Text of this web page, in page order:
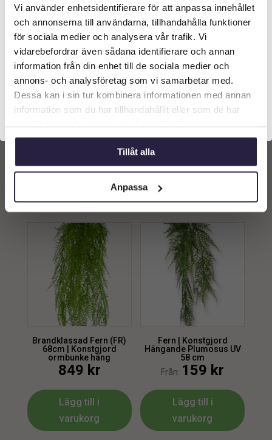
Vi använder enhetsidentifierare för att anpassa innehållet
och annonserna till användarna, tillhandahålla funktioner
för sociala medier och analysera vår trafik. Vi
vidarebefordrar även sådana identifierare och annan
information från din enhet till de sociala medier och
annons- och analysföretag som vi samarbetar med.
Dessa kan i sin tur kombinera informationen med annan
information som du har tillhandahållit eller som de har
Tillåt alla
Anpassa
Blad | Konstgjort
Ormbunksblad Brungrön
59kr
Lägg till i
Blad | Konstgjort
Ormbunksblad ljusgrön
Från:179kr
Lägg till i
Brandklassad Fern (FR)
68cm | Konstgjord
ormbunke häng
849 kr
Lägg till i
varukorg
Fern | Konstgjord
Hängande Plumosus UV
58 cm
Från: 159 kr
Lägg till i
varukorg
Välkommen till Webflower
Vilken typ av kund är du? Du kan alltid justera ditt val
längst upp på sidan.
Företagskund (exkl. moms)
Privatkund (inkl. moms)